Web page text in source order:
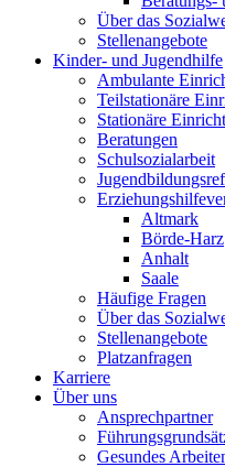
Über das
Stellenangebote
Kinder- und Jugendhilfe
Ambulante
Teilstationäre
Stationäre
Beratungen
Schulsozialarbeit
Altmark
Börde-Harz
Anhalt
Saale
Häufige Fragen
Über das
Stellenangebote
Platzanfragen
Karriere
Über uns
Ansprechpartner
Gesundes